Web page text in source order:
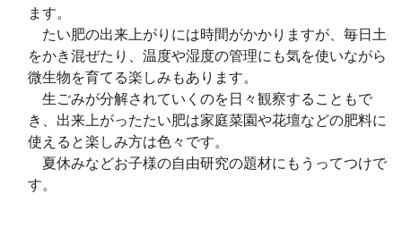
ます。
たい肥の出来上がりには時間がかかりますが、毎日土
をかき混ぜたり、温度や湿度の管理にも気を使いながら
微生物を育てる楽しみもあります。
生ごみが分解されていくのを日々観察することもで
き、出来上がったたい肥は家庭菜園や花壇などの肥料に
使えると楽しみ方は色々です。
夏休みなどお子様の自由研究の題材にもうってつけで
す。